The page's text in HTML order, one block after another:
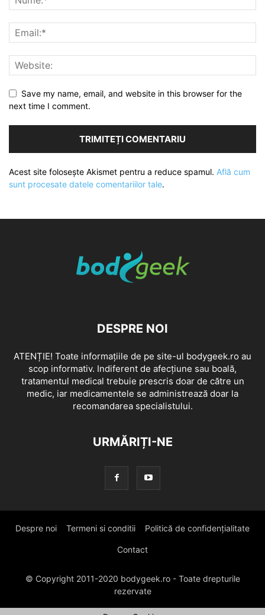
Save my name, email, and website in this browser for the
next time I comment.
Acest site folosește Akismet pentru a reduce spamul. Află cum
sunt procesate datele comentariilor tale.
DESPRE NOI
ATENȚIE! Toate informațiile de pe site-ul bodygeek.ro au
scop informativ. Indiferent de afecțiune sau boală,
tratamentul medical trebuie prescris doar de către un
medic, iar medicamentele se administrează doar la
recomandarea specialistului.
URMĂRIȚI-NE
Despre noi Termeni si conditii Politică de confidențialitate
Contact
© Copyright 2011-2020 bodygeek.ro - Toate drepturile
rezervate